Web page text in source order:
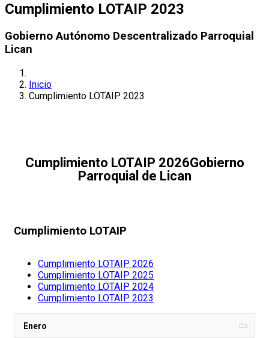
Cumplimiento LOTAIP 2023
Gobierno Autónomo Descentralizado Parroquial
Lican
Inicio
Cumplimiento LOTAIP 2023
Cumplimiento LOTAIP 2026Gobierno
Parroquial de Lican
Cumplimiento LOTAIP
Cumplimiento LOTAIP 2026
Cumplimiento LOTAIP 2025
Cumplimiento LOTAIP 2024
Cumplimiento LOTAIP 2023
Enero